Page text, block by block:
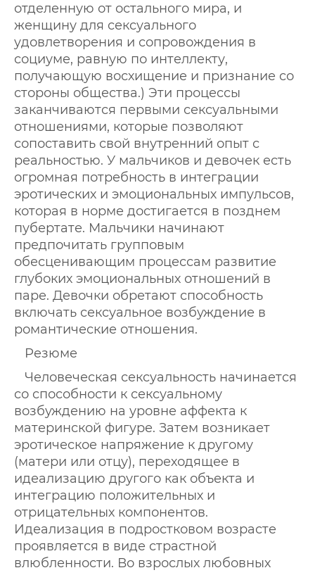
отделенную от остального мира, и
женщину для сексуального
удовлетворения и сопровождения в
социуме, равную по интеллекту,
получающую восхищение и признание со
стороны общества.) Эти процессы
заканчиваются первыми сексуальными
отношениями, которые позволяют
сопоставить свой внутренний опыт с
реальностью. У мальчиков и девочек есть
огромная потребность в интеграции
эротических и эмоциональных импульсов,
которая в норме достигается в позднем
пубертате. Мальчики начинают
предпочитать групповым
обесценивающим процессам развитие
глубоких эмоциональных отношений в
паре. Девочки обретают способность
включать сексуальное возбуждение в
романтические отношения.
Резюме
Человеческая сексуальность начинается
со способности к сексуальному
возбуждению на уровне аффекта к
материнской фигуре. Затем возникает
эротическое напряжение к другому
(матери или отцу), переходящее в
идеализацию другого как объекта и
интеграцию положительных и
отрицательных компонентов.
Идеализация в подростковом возрасте
проявляется в виде страстной
влюбленности. Во взрослых любовных